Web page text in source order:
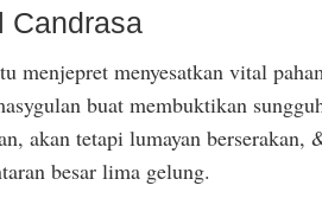
Candrasa
menjepret menyesatkan vital
buat membuktikan
akan tetapi lumayan
besar lima gelung.